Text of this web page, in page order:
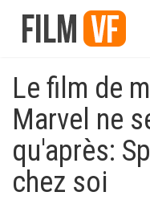
Le film de
Marvel ne
qu'après:
chez soi